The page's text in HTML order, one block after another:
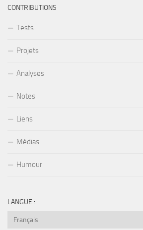
CONTRIBUTIONS
Tests
Projets
Analyses
Notes
Liens
Médias
Humour
LANGUE :